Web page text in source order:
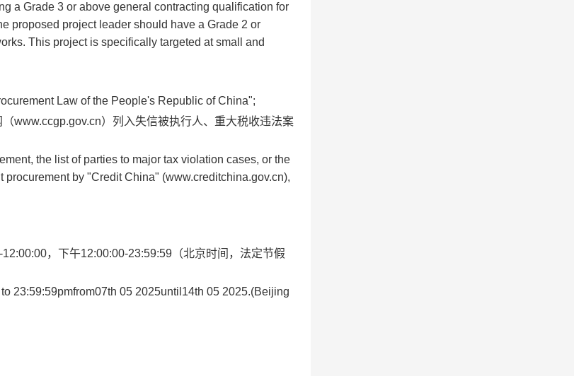
a Grade 3 or above general contracting qualification for
proposed project leader should have a Grade 2 or
This project is specifically targeted at small and
Law of the People's Republic of China";
www.ccgp.gov.cn）列入失信被执行人、重大税收违法案
the list of parties to major tax violation cases, or the
by "Credit China" (www.creditchina.gov.cn),
12:00:00，下午12:00:00-23:59:59 （北京时间，法定节假
23:59:59pmfrom07th 05 2025until 14th 05 2025.(Beijing